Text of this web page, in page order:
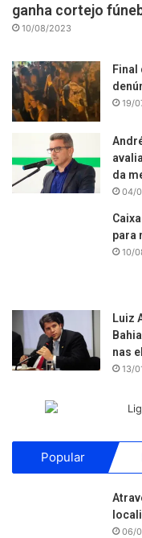
ganha cortejo
10/08/2023
Final
19/
da
04/
para
10/
Luiz
nas
13/
Popular
06/